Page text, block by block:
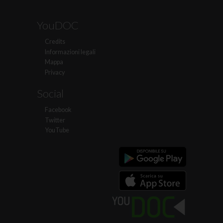
YouDOC
Credits
Informazioni legali
Mappa
Privacy
Social
Facebook
Twitter
YouTube